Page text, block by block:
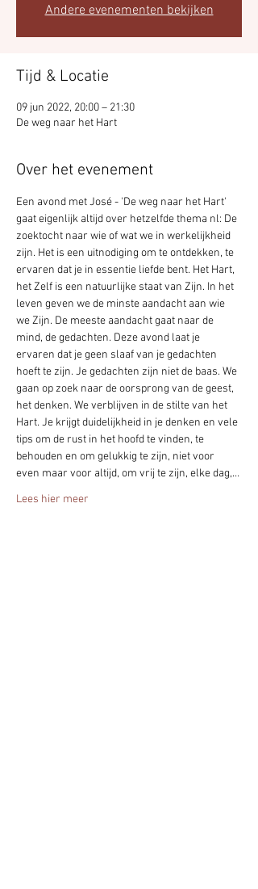
Andere evenementen bekijken
Tijd & Locatie
09 jun 2022, 20:00 – 21:30
De weg naar het Hart
Over het evenement
Een avond met José - 'De weg naar het Hart'
gaat eigenlijk altijd over hetzelfde thema nl: De
zoektocht naar wie of wat we in werkelijkheid
zijn. Het is een uitnodiging om te ontdekken, te
ervaren dat je in essentie liefde bent. Het Hart,
het Zelf is een natuurlijke staat van Zijn. In het
leven geven we de minste aandacht aan wie
we Zijn. De meeste aandacht gaat naar de
mind, de gedachten. Deze avond laat je
ervaren dat je geen slaaf van je gedachten
hoeft te zijn. Je gedachten zijn niet de baas. We
gaan op zoek naar de oorsprong van de geest,
het denken. We verblijven in de stilte van het
Hart. Je krijgt duidelijkheid in je denken en vele
tips om de rust in het hoofd te vinden, te
behouden en om gelukkig te zijn, niet voor
even maar voor altijd, om vrij te zijn, elke dag,…
Lees hier meer